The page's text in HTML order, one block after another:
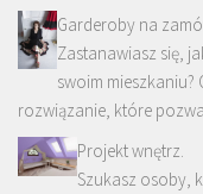
Garderoby na
Zastanawiasz się,
swoim
rozwiązanie, które
Projekt wnętrz.
Szukasz osoby,